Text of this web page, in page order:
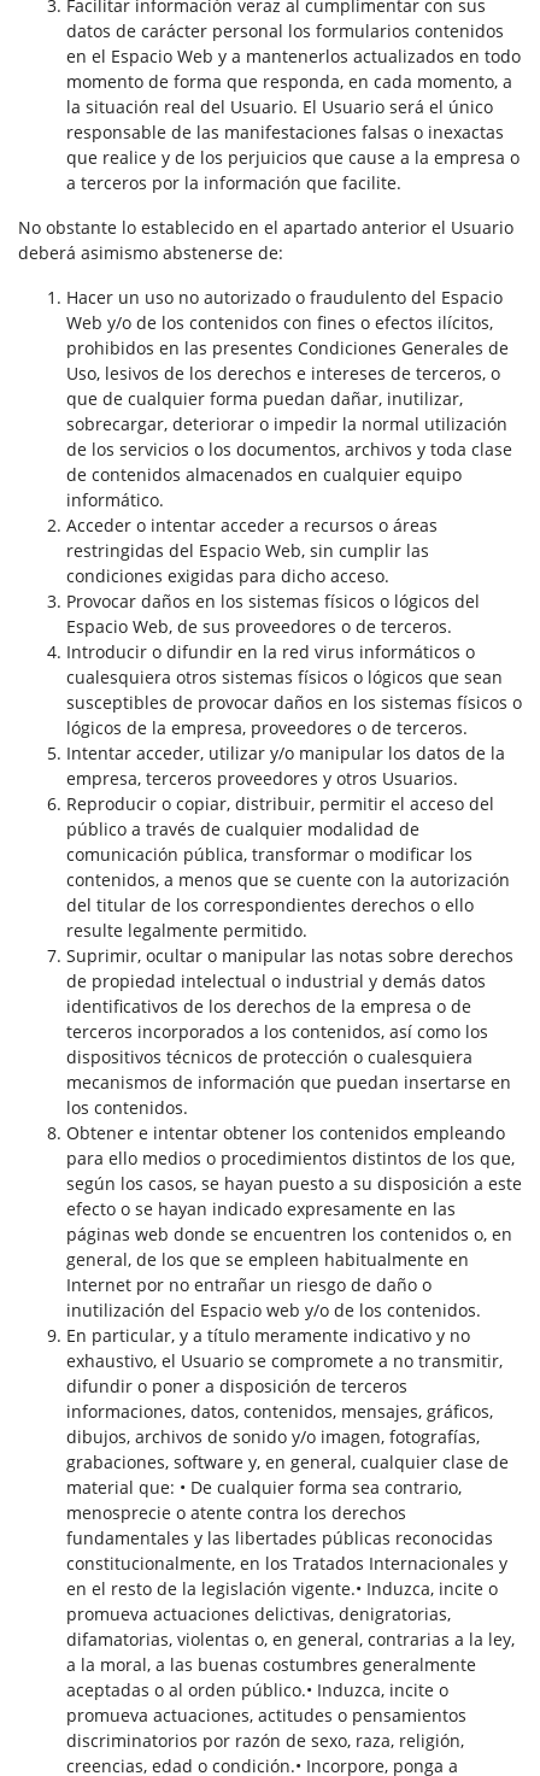
Facilitar información veraz al cumplimentar con sus
datos de carácter personal los formularios contenidos
en el Espacio Web y a mantenerlos actualizados en todo
momento de forma que responda, en cada momento, a
la situación real del Usuario. El Usuario será el único
responsable de las manifestaciones falsas o inexactas
que realice y de los perjuicios que cause a la empresa o
a terceros por la información que facilite.
No obstante lo establecido en el apartado anterior el Usuario
deberá asimismo abstenerse de:
Hacer un uso no autorizado o fraudulento del Espacio
Web y/o de los contenidos con fines o efectos ilícitos,
prohibidos en las presentes Condiciones Generales de
Uso, lesivos de los derechos e intereses de terceros, o
que de cualquier forma puedan dañar, inutilizar,
sobrecargar, deteriorar o impedir la normal utilización
de los servicios o los documentos, archivos y toda clase
de contenidos almacenados en cualquier equipo
informático.
Acceder o intentar acceder a recursos o áreas
restringidas del Espacio Web, sin cumplir las
condiciones exigidas para dicho acceso.
Provocar daños en los sistemas físicos o lógicos del
Espacio Web, de sus proveedores o de terceros.
Introducir o difundir en la red virus informáticos o
cualesquiera otros sistemas físicos o lógicos que sean
susceptibles de provocar daños en los sistemas físicos o
lógicos de la empresa, proveedores o de terceros.
Intentar acceder, utilizar y/o manipular los datos de la
empresa, terceros proveedores y otros Usuarios.
Reproducir o copiar, distribuir, permitir el acceso del
público a través de cualquier modalidad de
comunicación pública, transformar o modificar los
contenidos, a menos que se cuente con la autorización
del titular de los correspondientes derechos o ello
resulte legalmente permitido.
Suprimir, ocultar o manipular las notas sobre derechos
de propiedad intelectual o industrial y demás datos
identificativos de los derechos de la empresa o de
terceros incorporados a los contenidos, así como los
dispositivos técnicos de protección o cualesquiera
mecanismos de información que puedan insertarse en
los contenidos.
Obtener e intentar obtener los contenidos empleando
para ello medios o procedimientos distintos de los que,
según los casos, se hayan puesto a su disposición a este
efecto o se hayan indicado expresamente en las
páginas web donde se encuentren los contenidos o, en
general, de los que se empleen habitualmente en
Internet por no entrañar un riesgo de daño o
inutilización del Espacio web y/o de los contenidos.
En particular, y a título meramente indicativo y no
exhaustivo, el Usuario se compromete a no transmitir,
difundir o poner a disposición de terceros
informaciones, datos, contenidos, mensajes, gráficos,
dibujos, archivos de sonido y/o imagen, fotografías,
grabaciones, software y, en general, cualquier clase de
material que: • De cualquier forma sea contrario,
menosprecie o atente contra los derechos
fundamentales y las libertades públicas reconocidas
constitucionalmente, en los Tratados Internacionales y
en el resto de la legislación vigente.• Induzca, incite o
promueva actuaciones delictivas, denigratorias,
difamatorias, violentas o, en general, contrarias a la ley,
a la moral, a las buenas costumbres generalmente
aceptadas o al orden público.• Induzca, incite o
promueva actuaciones, actitudes o pensamientos
discriminatorios por razón de sexo, raza, religión,
creencias, edad o condición.• Incorpore, ponga a